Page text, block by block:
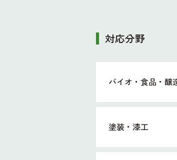
対応分野
バイオ・食品・醸
塗装・漆工